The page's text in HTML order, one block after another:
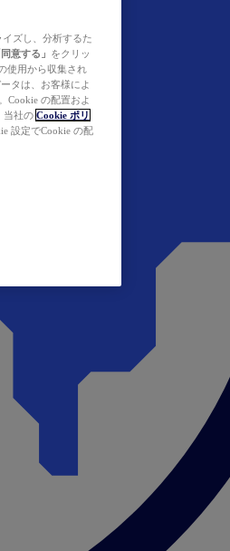
ズし、分析するた
同意する」 をクリッ
使用から収集され
タは、お客様によ
Cookie の配置およ
当社の Cookie ポリ
設定でCookie の配